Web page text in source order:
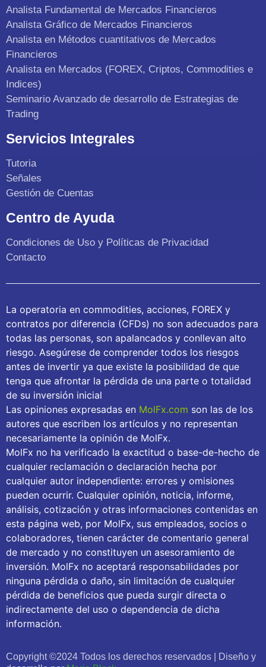
Analista Fundamental de Mercados Financieros
Analista Gráfico de Mercados Financieros
Analista en Métodos cuantitativos de Mercados
Financieros
Analista en Mercados (FOREX, Criptos, Commodities e
Indices)
Seminario Avanzado de desarrollo de Estrategias de
Trading
Servicios Integrales
Tutoria
Señales
Gestión de Cuentas
Centro de Ayuda
Condiciones de Uso y Políticas de Privacidad
Contacto
La operatoria en commodities, acciones, FOREX y
contratos por diferencia (CFDs) no son adecuados para
todas las personas, son apalancados y conllevan alto
riesgo. Asegúrese de comprender todos los riesgos
antes de invertir ya que existe la posibilidad de que
tenga que afrontar la pérdida de una parte o totalidad
de su inversión inicial
Las opiniones expresadas en MolFx.com son las de los
autores que escriben los artículos y no representan
necesariamente la opinión de MolFx.
MolFx no ha verificado la exactitud o base-de-hecho de
cualquier reclamación o declaración hecha por
cualquier autor independiente: errores y omisiones
pueden ocurrir. Cualquier opinión, noticia, informe,
análisis, cotización y otras informaciones contenidas en
esta página web, por MolFx, sus empleados, socios o
colaboradores, tienen carácter de comentario general
de mercado y no constituyen un asesoramiento de
inversión. MolFx no aceptará responsabilidades por
ninguna pérdida o daño, sin limitación de cualquier
pérdida de beneficios que pueda surgir directa o
indirectamente del uso o dependencia de dicha
información.
Copyright ©2024 Todos los derechos reservados | Diseño y